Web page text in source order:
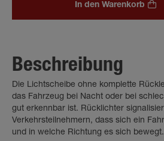
In den Warenkorb
Beschreibung
Die Lichtscheibe ohne komplette
das Fahrzeug bei Nacht oder bei
gut erkennbar ist. Rücklichter
Verkehrsteilnehmern, dass sich ein
und in welche Richtung es sich bewegt.